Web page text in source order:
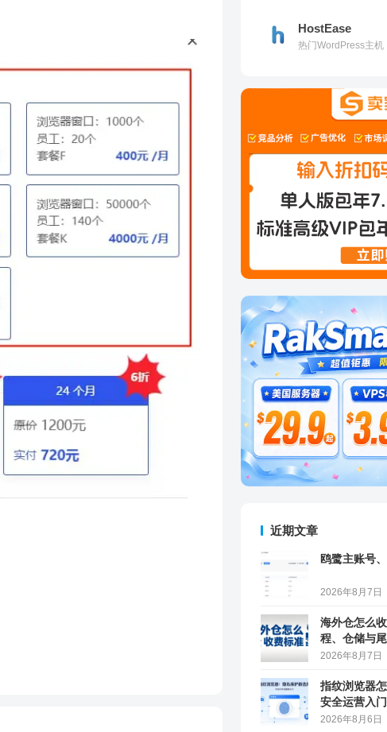
HostEase
热门WordPress主
近期文章
鸥鹭主账号
2026年8月7日
海外仓怎么
程、仓储与
2026年8月7日
指纹浏览器
安全运营入
2026年8月6日